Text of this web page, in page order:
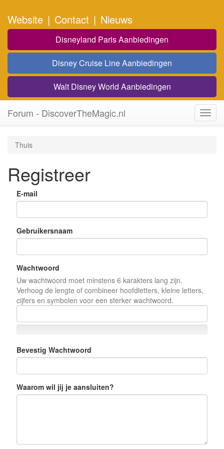
Website | Contact | Nieuws
Disneyland Paris Aanbiedingen
Disney Cruise Line Aanbiedingen
Walt Disney World Aanbiedingen
Forum - DiscoverTheMagic.nl
Thuis
Registreer
E-mail
Gebruikersnaam
Wachtwoord
Uw wachtwoord moet minstens 6 karakters lang zijn.
Verhoog de lengte of combineer hoofdletters, kleine letters,
cijfers en symbolen voor een sterker wachtwoord.
Bevestig Wachtwoord
Waarom wil jij je aansluiten?